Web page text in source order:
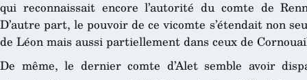
qui reconnaissait encore l’autorité du comte de
D’autre part, le pouvoir de ce vicomte s’étendait non
de Léon mais aussi partiellement dans ceux de
De même, le dernier comte d’Alet semble avoir